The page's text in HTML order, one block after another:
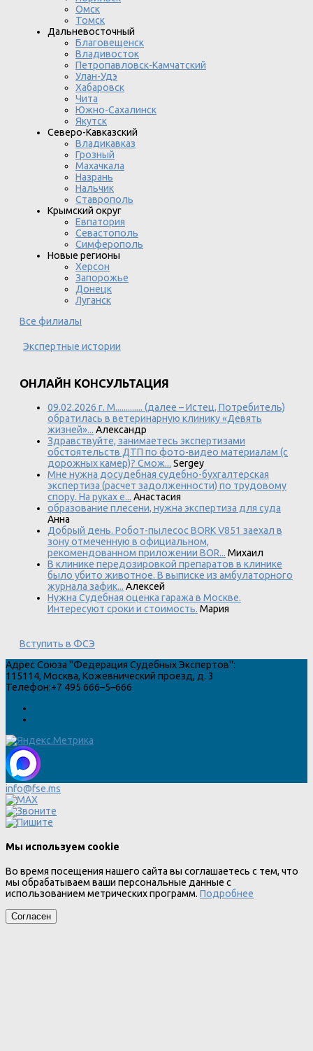
Омск
Томск
Дальневосточный
Благовещенск
Владивосток
Петропавловск-Камчатский
Улан-Удэ
Хабаровск
Чита
Южно-Сахалинск
Якутск
Северо-Кавказский
Владикавказ
Грозный
Махачкала
Назрань
Нальчик
Ставрополь
Крымский округ
Евпатория
Севастополь
Симферополь
Новые регионы
Херсон
Запорожье
Донецк
Луганск
Все филиалы
Экспертные истории
ОНЛАЙН КОНСУЛЬТАЦИЯ
09.02.2026 г. М............. (далее – Истец, Потребитель)
обратилась в ветеринарную клинику «Девять
жизней»... Александр
Здравствуйте, занимаетесь экспертизами
обстоятельств ДТП по фото-видео материалам (с
дорожных камер)? Смож... Sergey
Мне нужна досудебная судебно-бухгалтерская
экспертиза (расчет задолженности) по трудовому
спору. На руках е... Анастасия
образование плесени, нужна экспертиза для суда
Анна
Добрый день. Робот-пылесос BORK V851 заехал в
зону отмеченную в официальном,
рекомендованном приложении BOR... Михаил
В клинике передозировкой препаратов в клинике
было убито животное. В выписке из амбулаторного
журнала зафик... Алексей
Нужна Судебная оценка гаража в Москве.
Интересуют сроки и стоимость. Мария
Вступить в ФСЭ
Адрес Союза "Федерация Судебных Экспертов":
115114, Москва, Кожевнический проезд, д. 3
Телефон:+7 495 666–5–666
info@fse.ms
Мы используем cookie
Во время посещения нашего сайта вы соглашаетесь с тем, что
мы обрабатываем ваши персональные данные с
использованием метрических программ. Подробнее
Согласен